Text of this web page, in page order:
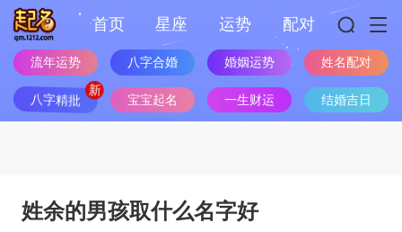
首页 星座 运势 配对
流年运势 八字合婚 婚姻运势 姓名配对
八字精批 宝宝起名 一生财运 结婚吉日
姓余的男孩取什么名字好